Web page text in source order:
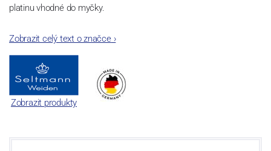
platinu vhodné do myčky.
Zobrazit celý text o značce›
Zobrazit produkty